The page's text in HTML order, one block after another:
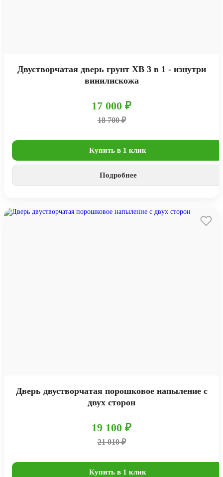
Двустворчатая дверь грунт ХВ 3 в 1 - изнутри
винилискожа
17 000 ₽
18 700 ₽
Купить в 1 клик
Подробнее
Дверь двустворчатая порошковое напыление с
двух сторон
19 100 ₽
21 010 ₽
Купить в 1 клик